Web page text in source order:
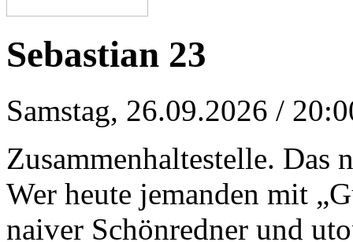
Sebastian 23
Samstag, 26.09.2026 /
Zusammenhaltestelle. Das
Wer heute jemanden mit
naiver Schönredner und